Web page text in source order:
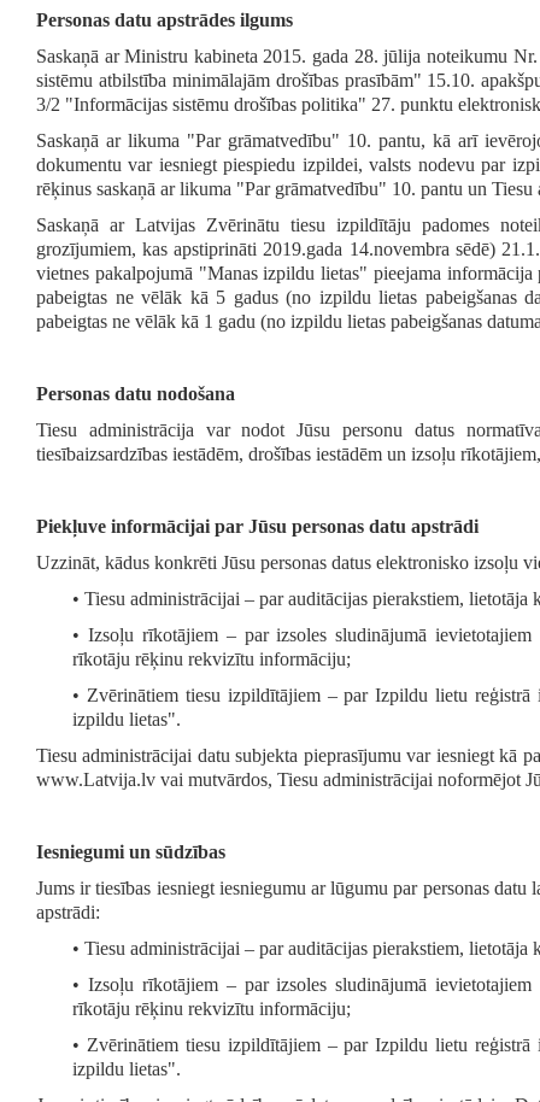
Personas datu apstrādes ilgums
Saskaņā ar Ministru kabineta 2015. gada 28. jūlija noteikumu
sistēmu atbilstība minimālajām drošības prasībām" 15.10.
3/2 "Informācijas sistēmu drošības politika" 27. punktu
Saskaņā ar likuma "Par grāmatvedību" 10. pantu, kā arī
dokumentu var iesniegt piespiedu izpildei, valsts nodevu par
rēķinus saskaņā ar likuma "Par grāmatvedību" 10. pantu un
Saskaņā ar Latvijas Zvērinātu tiesu izpildītāju padomes
grozījumiem, kas apstiprināti 2019.gada 14.novembra sēdē)
vietnes pakalpojumā "Manas izpildu lietas" pieejama
pabeigtas ne vēlāk kā 5 gadus (no izpildu lietas pabeigšanas
pabeigtas ne vēlāk kā 1 gadu (no izpildu lietas pabeigšanas
Personas datu nodošana
Tiesu administrācija var nodot Jūsu personu datus
tiesībaizsardzības iestādēm, drošības iestādēm un izsoļu
Piekļuve informācijai par Jūsu personas datu apstrādi
Uzzināt, kādus konkrēti Jūsu personas datus elektronisko izsoļu
• Tiesu administrācijai – par auditācijas pierakstiem,
• Izsoļu rīkotājiem – par izsoles sludinājumā
rīkotāju rēķinu rekvizītu informāciju;
• Zvērinātiem tiesu izpildītājiem – par Izpildu lietu
izpildu lietas".
Tiesu administrācijai datu subjekta pieprasījumu var iesniegt kā
www.Latvija.lv vai mutvārdos, Tiesu administrācijai noformējot
Iesniegumi un sūdzības
Jums ir tiesības iesniegt iesniegumu ar lūgumu par personas
apstrādi:
• Tiesu administrācijai – par auditācijas pierakstiem,
• Izsoļu rīkotājiem – par izsoles sludinājumā
rīkotāju rēķinu rekvizītu informāciju;
• Zvērinātiem tiesu izpildītājiem – par Izpildu lietu
izpildu lietas".